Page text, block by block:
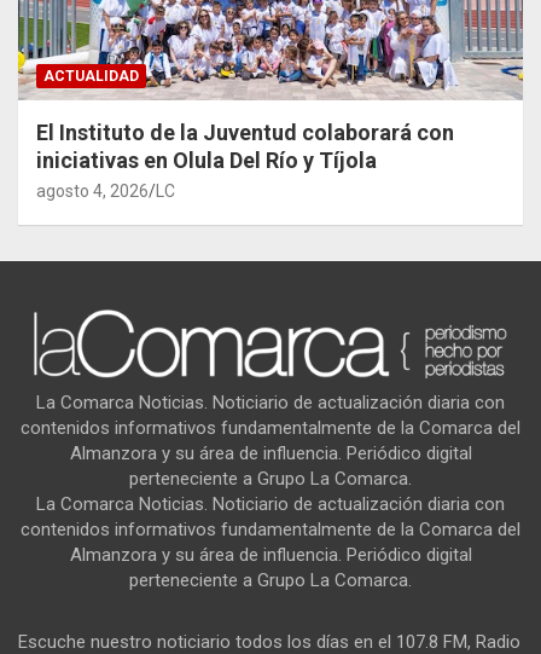
ACTUALIDAD
El Instituto de la Juventud colaborará con
iniciativas en Olula Del Río y Tíjola
agosto 4, 2026 LC
La Comarca Noticias. Noticiario de actualización diaria con
contenidos informativos fundamentalmente de la Comarca del
Almanzora y su área de influencia. Periódico digital
perteneciente a Grupo La Comarca.
La Comarca Noticias. Noticiario de actualización diaria con
contenidos informativos fundamentalmente de la Comarca del
Almanzora y su área de influencia. Periódico digital
perteneciente a Grupo La Comarca.
Escuche nuestro noticiario todos los días en el 107.8 FM, Radio